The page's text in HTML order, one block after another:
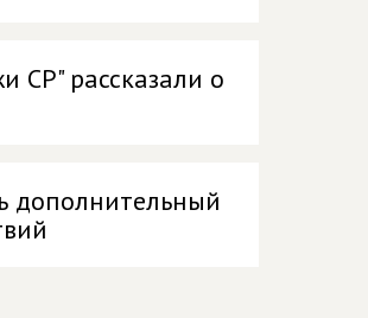
СР" рассказали о
дополнительный